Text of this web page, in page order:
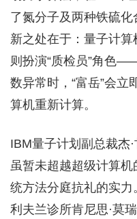
了氮分子及两种铁硫化
新之处在于：量子计
则扮演“质检员”角色
数异常时，“富岳”会立
算机重新计算。
IBM量子计划副总裁杰
虽暂未超越超级计算
统方法分庭抗礼的实
利夫兰诊所肯尼思·莫